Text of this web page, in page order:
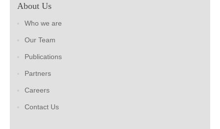
About Us
Who we are
Our Team
Publications
Partners
Careers
Contact Us